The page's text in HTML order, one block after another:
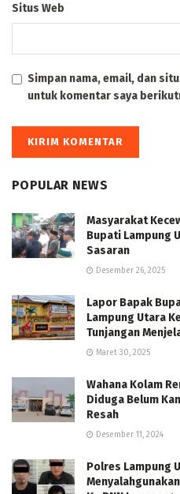
Situs Web
Simpan nama, email, dan
untuk komentar saya
POPULAR NEWS
Masyarakat
Bupati Lampung
Sasaran
Desember 26, 2025
Lapor Bapak
Lampung Utara
Tunjangan
Maret 30, 2025
Wahana Kolam
Diduga Belum
Resah
Desember 11, 2024
Polres Lampung